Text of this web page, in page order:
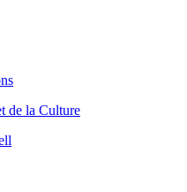
de la Culture